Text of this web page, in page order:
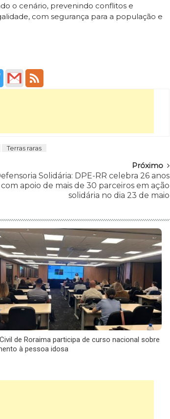
o cenário, prevenindo conflitos e
com segurança para a população e
Terras raras
Próximo
Solidária: DPE-RR celebra 26 anos
com apoio de mais de 30 parceiros em ação
solidária no dia 23 de maio
de Roraima participa de curso nacional sobre
à pessoa idosa